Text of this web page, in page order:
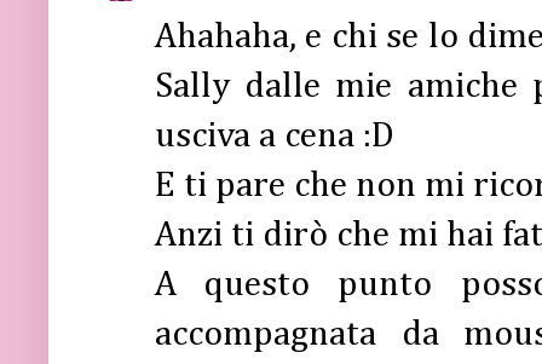
Ahahaha, e chi se lo
Sally dalle mie
usciva a cena :D
E ti pare che non mi
Anzi ti dirò che mi hai
A questo punto
accompagnata da